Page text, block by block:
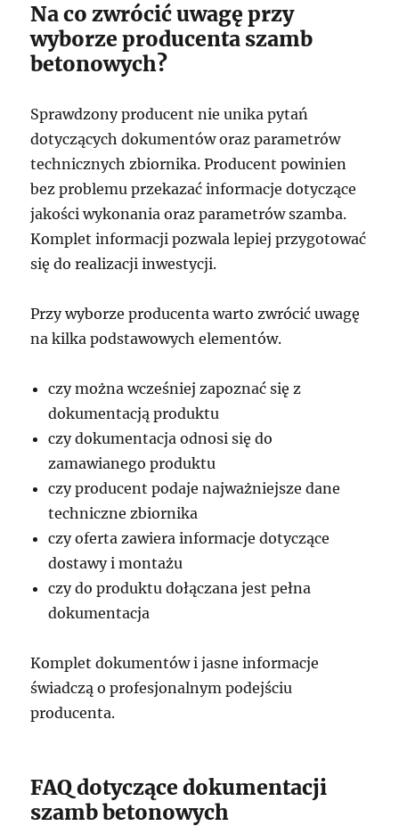
Na co zwrócić uwagę przy
wyborze producenta szamb
betonowych?
Sprawdzony producent nie unika pytań
dotyczących dokumentów oraz parametrów
technicznych zbiornika. Producent powinien
bez problemu przekazać informacje dotyczące
jakości wykonania oraz parametrów szamba.
Komplet informacji pozwala lepiej przygotować
się do realizacji inwestycji.
Przy wyborze producenta warto zwrócić uwagę
na kilka podstawowych elementów.
czy można wcześniej zapoznać się z
dokumentacją produktu
czy dokumentacja odnosi się do
zamawianego produktu
czy producent podaje najważniejsze dane
techniczne zbiornika
czy oferta zawiera informacje dotyczące
dostawy i montażu
czy do produktu dołączana jest pełna
dokumentacja
Komplet dokumentów i jasne informacje
świadczą o profesjonalnym podejściu
producenta.
FAQ dotyczące dokumentacji
szamb betonowych